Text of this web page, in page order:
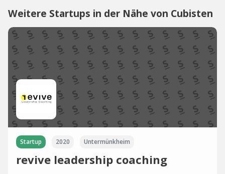
Weitere Startups in der Nähe von Cubisten
Startup 2020 Untermünkheim
revive leadership coaching